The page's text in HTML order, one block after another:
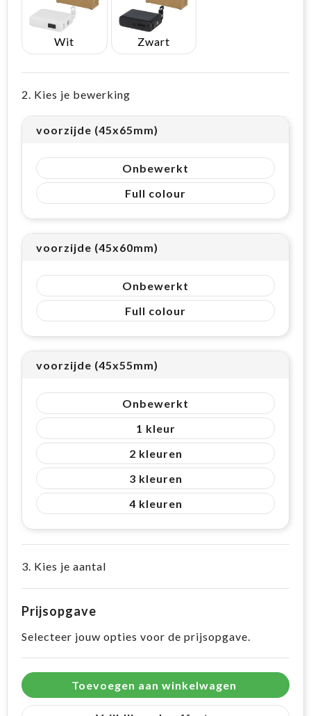
Wit Zwart
2. Kies je bewerking
voorzijde (45x65mm)
Onbewerkt
Full colour
voorzijde (45x60mm)
Onbewerkt
Full colour
voorzijde (45x55mm)
Onbewerkt
1
2
3
4
3. Kies je aantal
Prijsopgave
Selecteer jouw opties voor de prijsopgave.
Toevoegen aan winkelwagen